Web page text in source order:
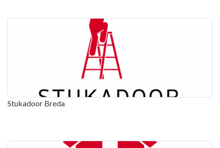
Stukadoor Breda